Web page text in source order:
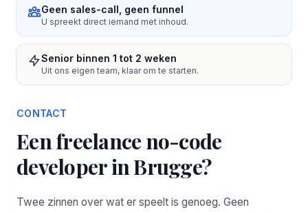
Geen sales-call, geen funnel
U spreekt direct iemand met inhoud.
Senior binnen 1 tot 2 weken
Uit ons eigen team, klaar om te starten.
CONTACT
Een freelance no-code
developer in Brugge?
Twee zinnen over wat er speelt is genoeg. Geen